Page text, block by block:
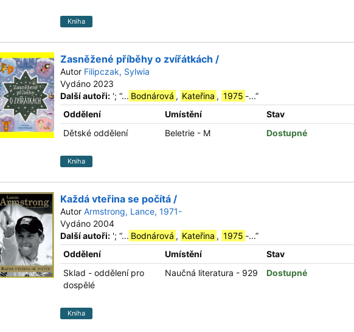
Kniha
Zasněžené příběhy o zvířátkách /
Autor Filipczak, Sylwia
Vydáno 2023
Další autoři: '; “... Bodnárová , Kateřina , 1975 -...”
Oddělení
Umístění
Stav
Dětské oddělení
Beletrie - M Dostupné
Kniha
Každá vteřina se počítá /
Autor Armstrong, Lance, 1971-
Vydáno 2004
Další autoři: '; “... Bodnárová , Kateřina , 1975 -...”
Oddělení
Umístění
Stav
Sklad - oddělení pro
dospělé
Naučná literatura - 929 Dostupné
Kniha